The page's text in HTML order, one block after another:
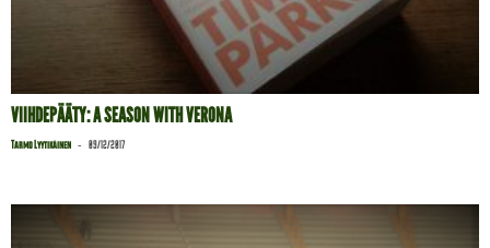
VIIHDEPÄÄTY: A SEASON WITH VERONA
Tarmo Lyytikäinen - 09/12/2017